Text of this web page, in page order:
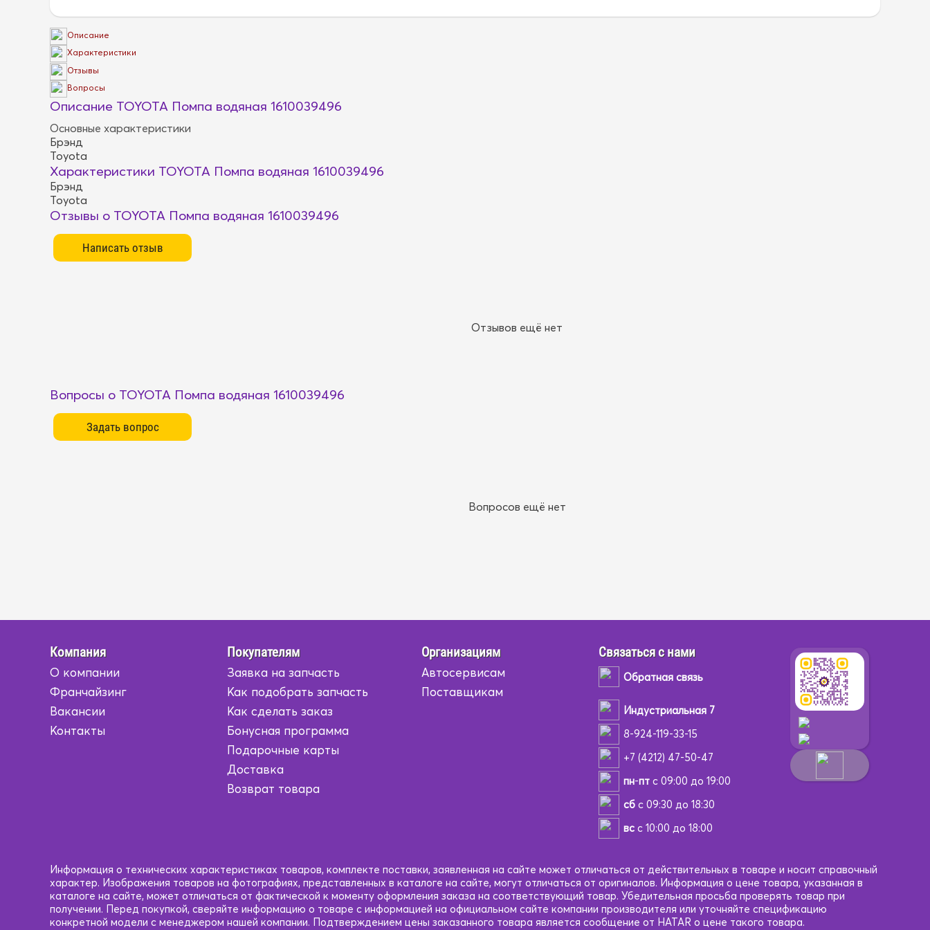
Описание
Характеристики
Отзывы
Вопросы
Описание TOYOTA Помпа водяная 1610039496
Основные характеристики
Брэнд
Toyota
Характеристики TOYOTA Помпа водяная 1610039496
Брэнд
Toyota
Отзывы о TOYOTA Помпа водяная 1610039496
Отзывов ещё нет
Вопросы о TOYOTA Помпа водяная 1610039496
Вопросов ещё нет
Компания
О компании
Франчайзинг
Вакансии
Контакты
Покупателям
Заявка на запчасть
Как подобрать запчасть
Как сделать заказ
Бонусная программа
Подарочные карты
Доставка
Возврат товара
Организациям
Автосервисам
Поставщикам
Связаться с нами
Обратная связь
Индустриальная 7
8-924-119-33-15
+7 (4212) 47-50-47
пн-птс 09:00 до 19:00
сбс 09:30 до 18:30
всс 10:00 до 18:00
Информация о технических характеристиках товаров, комплекте поставки, заявленная на сайте может отличаться от действительных в товаре и носит справочный
характер. Изображения товаров на фотографиях, представленных в каталоге на сайте, могут отличаться от оригиналов. Информация о цене товара, указанная в
каталоге на сайте, может отличаться от фактической к моменту оформления заказа на соответствующий товар. Убедительная просьба проверять товар при
получении. Перед покупкой, сверяйте информацию о товаре с информацией на официальном сайте компании производителя или уточняйте спецификацию
конкретной модели с менеджером нашей компании. Подтверждением цены заказанного товара является сообщение от HATAR о цене такого товара.